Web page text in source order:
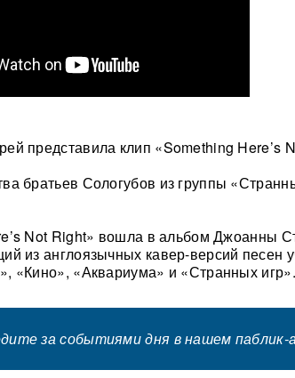
представила клип «Something Here’s
братьев Сологубов из группы
Not Right» вошла в альбом Джоанны
из англоязычных кавер-версий песен
«Кино», «Аквариума» и «Странных игр».
за событиями дня в нашем паблик-